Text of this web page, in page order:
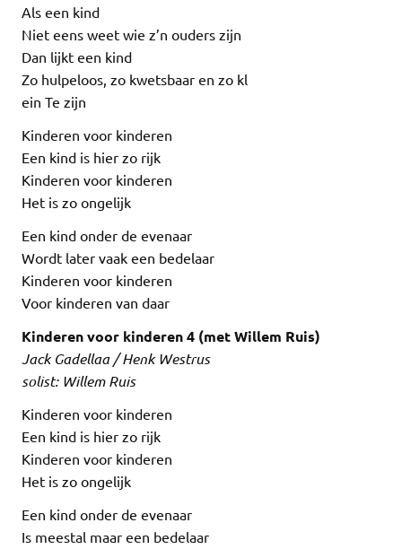
Als een kind
Niet eens weet wie z’n ouders zijn
Dan lijkt een kind
Zo hulpeloos, zo kwetsbaar en zo kl
ein Te zijn
Kinderen voor kinderen
Een kind is hier zo rijk
Kinderen voor kinderen
Het is zo ongelijk
Een kind onder de evenaar
Wordt later vaak een bedelaar
Kinderen voor kinderen
Voor kinderen van daar
Kinderen voor kinderen 4 (met Willem Ruis)
Jack Gadellaa / Henk Westrus
solist: Willem Ruis
Kinderen voor kinderen
Een kind is hier zo rijk
Kinderen voor kinderen
Het is zo ongelijk
Een kind onder de evenaar
Is meestal maar een bedelaar